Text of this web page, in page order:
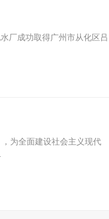
厂成功取得广州市从化区吕
为全面建设社会主义现代